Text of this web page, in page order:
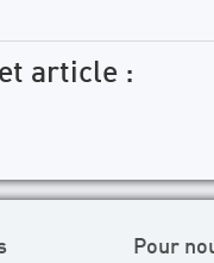
article :
Pour